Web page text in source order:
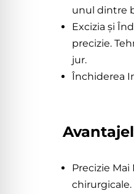
unul dintre
Excizia și
precizie.
jur.
Închiderea
Precizie
chirurgicale.